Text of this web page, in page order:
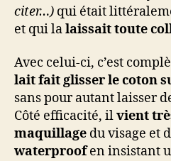
citer…) qui était
et qui lalaissait toute
Avec celui-ci, c’est
lait fait glisser le coton
sans pour autant laisser
Côté efficacité, ilvient
maquillage du visage et
waterproofen insistant